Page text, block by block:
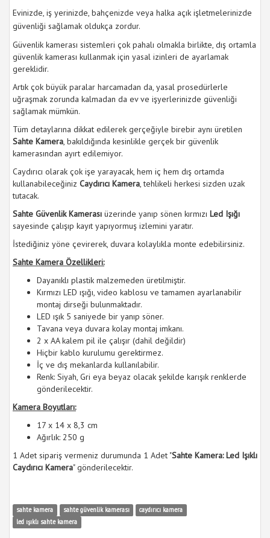
Evinizde, iş yerinizde, bahçenizde veya halka açık işletmelerinizde
güvenliği sağlamak oldukça zordur.
Güvenlik kamerası sistemleri çok pahalı olmakla birlikte, dış ortamla
güvenlik kamerası kullanmak için yasal izinleri de ayarlamak
gereklidir.
Artık çok büyük paralar harcamadan da, yasal prosedürlerle
uğraşmak zorunda kalmadan da ev ve işyerlerinizde güvenliği
sağlamak mümkün.
Tüm detaylarına dikkat edilerek gerçeğiyle birebir aynı üretilen
Sahte Kamera , bakıldığında kesinlikle gerçek bir güvenlik
kamerasından ayırt edilemiyor.
Caydırıcı olarak çok işe yarayacak, hem iç hem dış ortamda
kullanabileceğiniz Caydırıcı Kamera , tehlikeli herkesi sizden uzak
tutacak.
Sahte Güvenlik Kamerası üzerinde yanıp sönen kırmızı Led Işığı
sayesinde çalışıp kayıt yapıyormuş izlemini yaratır.
İstediğiniz yöne çevirerek, duvara kolaylıkla monte edebilirsiniz.
Sahte Kamera Özellikleri:
Dayanıklı plastik malzemeden üretilmiştir.
Kırmızı LED ışığı, video kablosu ve tamamen ayarlanabilir
montaj dirseği bulunmaktadır.
LED ışık 5 saniyede bir yanıp söner.
Tavana veya duvara kolay montaj imkanı.
2 x AA kalem pil ile çalışır (dahil değildir)
Hiçbir kablo kurulumu gerektirmez.
İç ve dış mekanlarda kullanılabilir.
Renk: Siyah, Gri eya beyaz olacak şekilde karışık renklerde
gönderilecektir.
Kamera Boyutları:
17 x 14 x 8,3 cm
Ağırlık: 250 g
1 Adet sipariş vermeniz durumunda 1 Adet "Sahte Kamera: Led Işıklı
Caydırıcı Kamera" gönderilecektir.
sahte kamera sahte güvenlik kamerası
caydırıcı kamera
led ışıklı sahte kamera